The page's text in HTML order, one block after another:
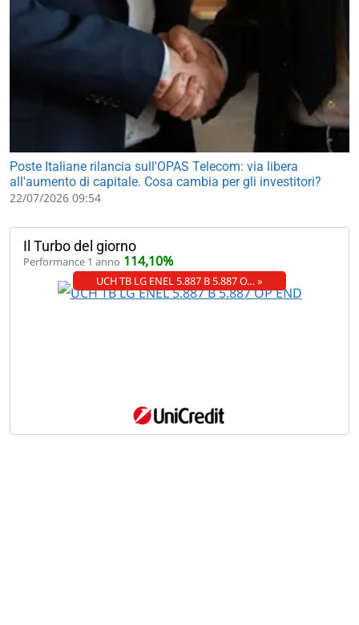
Poste Italiane rilancia sull'OPAS Telecom: via libera
all'aumento di capitale. Cosa cambia per gli investitori?
22/07/2026 09:54
Il Turbo del giorno
Performance 1 anno 114,10%
UCH TB LG ENEL 5.887 B 5.887 O… »